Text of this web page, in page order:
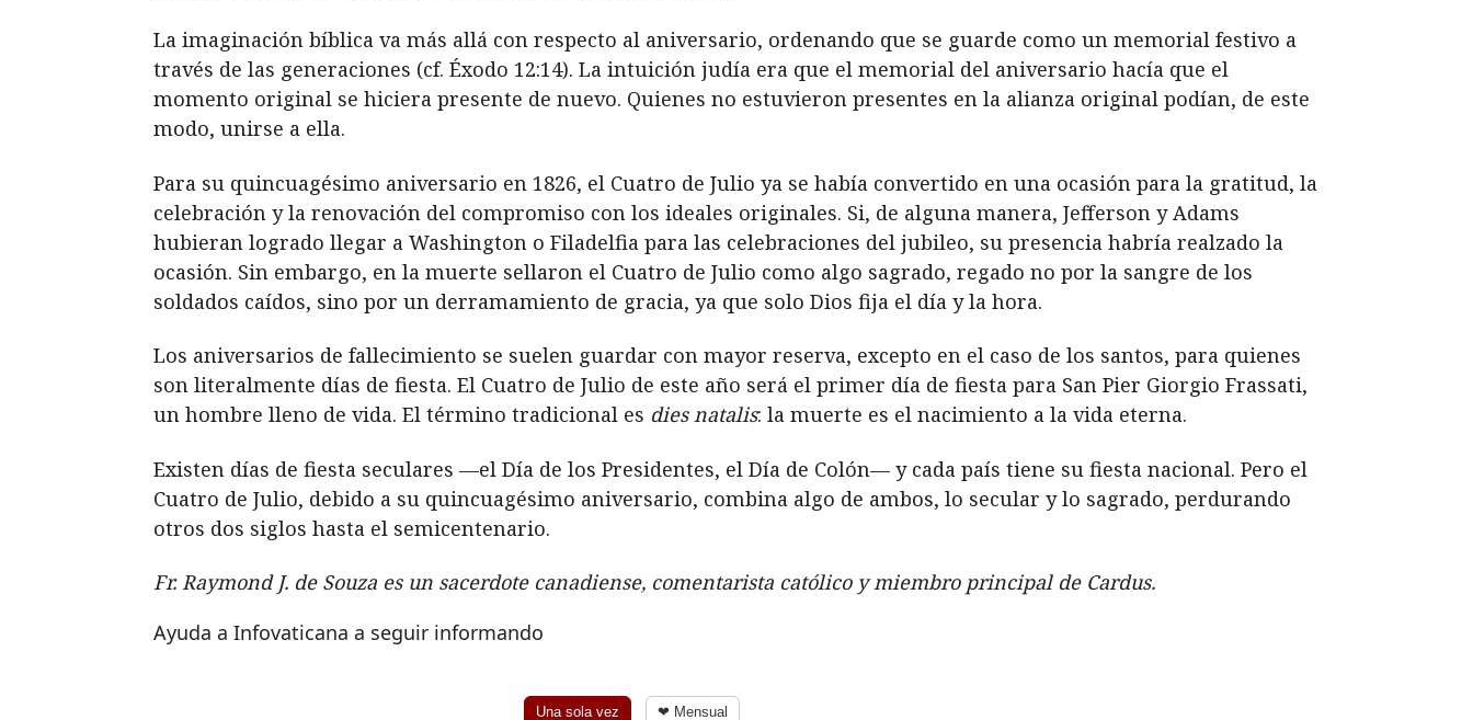
La imaginación bíblica va más allá con respecto al aniversario, ordenando que se guarde como un memorial festivo a
través de las generaciones (cf. Éxodo 12:14). La intuición judía era que el memorial del aniversario hacía que el
momento original se hiciera presente de nuevo. Quienes no estuvieron presentes en la alianza original podían, de este
modo, unirse a ella.
Para su quincuagésimo aniversario en 1826, el Cuatro de Julio ya se había convertido en una ocasión para la gratitud, la
celebración y la renovación del compromiso con los ideales originales. Si, de alguna manera, Jefferson y Adams
hubieran logrado llegar a Washington o Filadelfia para las celebraciones del jubileo, su presencia habría realzado la
ocasión. Sin embargo, en la muerte sellaron el Cuatro de Julio como algo sagrado, regado no por la sangre de los
soldados caídos, sino por un derramamiento de gracia, ya que solo Dios fija el día y la hora.
Los aniversarios de fallecimiento se suelen guardar con mayor reserva, excepto en el caso de los santos, para quienes
son literalmente días de fiesta. El Cuatro de Julio de este año será el primer día de fiesta para San Pier Giorgio Frassati,
un hombre lleno de vida. El término tradicional es dies natalis: la muerte es el nacimiento a la vida eterna.
Existen días de fiesta seculares —el Día de los Presidentes, el Día de Colón— y cada país tiene su fiesta nacional. Pero el
Cuatro de Julio, debido a su quincuagésimo aniversario, combina algo de ambos, lo secular y lo sagrado, perdurando
otros dos siglos hasta el semicentenario.
Fr. Raymond J. de Souza es un sacerdote canadiense, comentarista católico y miembro principal de Cardus.
Ayuda a Infovaticana a seguir informando
Una sola vez ❤ Mensual